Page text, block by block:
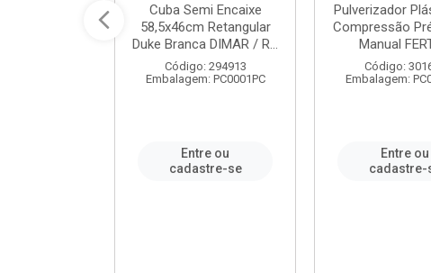
Cuba Semi Encaixe
58,5x46cm Retangular
Duke Branca DIMAR / R...
Código: 294913
Embalagem: PC0001PC
Entre ou
cadastre-se
Pulverizador
Compressão
Manual
Código:
Embalagem:
Entre ou
cadastre-